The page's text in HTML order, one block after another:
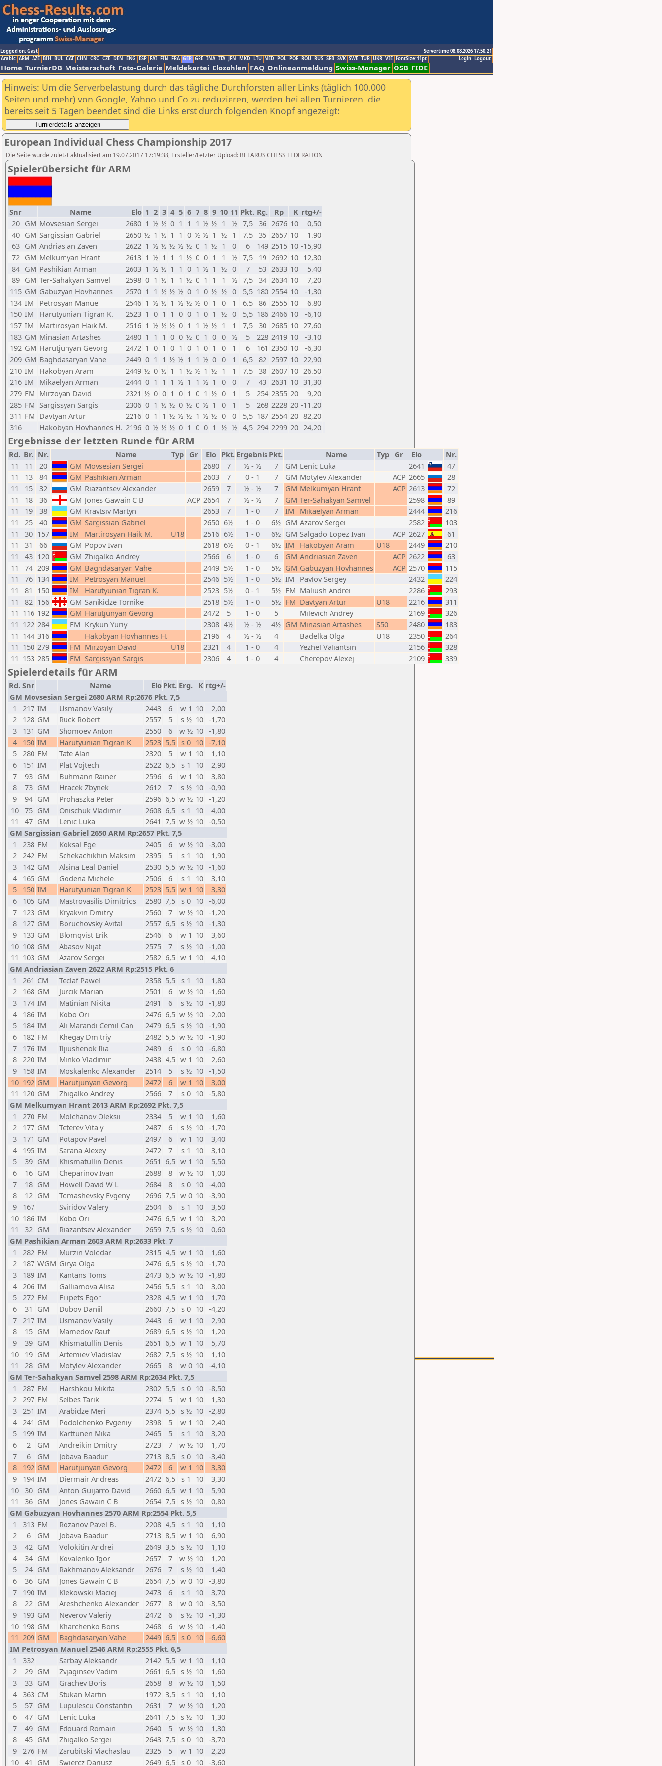
Logged on: Gast
Servertime 08.08.2026 17:50:21
Logout
Login
Arabic ARM AZE BIH BUL CAT CHN CRO CZE DEN ENG ESP FAI FIN FRA GER GRE INA ITA JPN MKD LTU NED POL POR ROU RUS SRB SVK SWE TUR UKR VIE FontSize:11pt
Home TurnierDB Meisterschaft Foto-Galerie Meldekartei Elozahlen FAQ Onlineanmeldung Swiss-Manager ÖSB FIDE
Hinweis: Um die Serverbelastung durch das tägliche Durchforsten aller Links (täglich 100.000
Seiten und mehr) von Google, Yahoo und Co zu reduzieren, werden bei allen Turnieren, die
bereits seit 5 Tagen beendet sind die Links erst durch folgenden Knopf angezeigt:
European Individual Chess Championship 2017
Die Seite wurde zuletzt aktualisiert am 19.07.2017 17:19:38, Ersteller/Letzter Upload: BELARUS CHESS FEDERATION
Spielerübersicht für ARM
Snr Name Elo 1 2 3 4 5 6 7 8 9 10 11 Pkt. Rg. Rp K rtg+/-
20 GM Movsesian Sergei 2680 1 ½ ½ 0 1 1 1 ½ ½ 1 ½ 7,5 36 2676 10
0,50
40 GM Sargissian Gabriel 2650 ½ 1 ½ 1 1 0 ½ ½ 1 ½ 1 7,5 35 2657 10
1,90
63 GM Andriasian Zaven 2622 1 ½ ½ ½ ½ ½ 0 1 ½ 1 0 6 149 2515 10 -15,90
72 GM Melkumyan Hrant 2613 1 ½ 1 1 1 ½ 0 0 1 1 ½ 7,5 19 2692 10 12,30
84 GM Pashikian Arman 2603 1 ½ ½ 1 1 0 1 ½ 1 ½ 0 7 53 2633 10
5,40
89 GM Ter-Sahakyan Samvel 2598 0 1 ½ 1 1 ½ 0 1 1 1 ½ 7,5 34 2634 10
7,20
115 GM Gabuzyan Hovhannes 2570 1 1 ½ ½ ½ 0 1 0 ½ ½ 0 5,5 180 2554 10
-1,30
134 IM Petrosyan Manuel 2546 1 ½ ½ 1 ½ ½ ½ 0 1 0 1 6,5 86 2555 10
6,80
150 IM Harutyunian Tigran K. 2523 1 0 1 1 0 0 1 0 1 ½ 0 5,5 186 2466 10
-6,10
157 IM Martirosyan Haik M. 2516 1 ½ ½ ½ 0 1 1 ½ ½ 1 1 7,5 30 2685 10 27,60
183 GM Minasian Artashes 2480 1 1 1 0 0 ½ 0 1 0 0 ½ 5 228 2419 10
-3,10
192 GM Harutjunyan Gevorg 2472 1 0 1 0 1 0 1 0 1 0 1 6 161 2350 10
-6,30
209 GM Baghdasaryan Vahe 2449 0 1 1 ½ ½ 1 1 ½ 0 0 1 6,5 82 2597 10 22,90
210 IM Hakobyan Aram 2449 ½ 0 ½ 1 1 ½ ½ 1 ½ 1 1 7,5 38 2607 10 26,50
216 IM Mikaelyan Arman 2444 0 1 1 1 ½ 1 1 ½ 1 0 0 7 43 2631 10 31,30
279 FM Mirzoyan David 2321 ½ 0 0 1 0 1 0 1 ½ 0 1 5 254 2355 20
9,20
285 FM Sargissyan Sargis 2306 0 1 ½ ½ 0 ½ 0 ½ 1 0 1 5 268 2228 20 -11,20
311 FM Davtyan Artur 2216 0 1 1 ½ ½ ½ 1 ½ ½ 0 0 5,5 187 2554 20 82,20
316
Hakobyan Hovhannes H. 2196 0 ½ ½ ½ 0 1 0 0 1 ½ ½ 4,5 294 2299 20 24,20
Ergebnisse der letzten Runde für ARM
Rd. Br. Nr. Name Typ Gr Elo Pkt. Ergebnis Pkt. Name Typ Gr Elo
Nr.
11
11 20 GM Movsesian Sergei 2680 7 ½ - ½ 7 GM Lenic Luka 2641
47
11
13 84 GM Pashikian Arman 2603 7 0 - 1 7 GM Motylev Alexander ACP 2665
28
11
15 32 GM Riazantsev Alexander 2659 7 ½ - ½ 7 GM Melkumyan Hrant ACP 2613
72
11
18 36 GM Jones Gawain C B ACP 2654 7 ½ - ½ 7 GM Ter-Sahakyan Samvel 2598
89
11
19 38 GM Kravtsiv Martyn 2653 7 1 - 0 7 IM Mikaelyan Arman 2444
216
11
25 40 GM Sargissian Gabriel 2650 6½ 1 - 0 6½ GM Azarov Sergei 2582
103
11
30 157 IM Martirosyan Haik M. U18 2516 6½ 1 - 0 6½ GM Salgado Lopez Ivan ACP 2627
61
11
31 66 GM Popov Ivan 2618 6½ 0 - 1 6½ IM Hakobyan Aram U18 2449
210
11
43 120 GM Zhigalko Andrey 2566 6 1 - 0 6 GM Andriasian Zaven ACP 2622
63
11
74 209 GM Baghdasaryan Vahe 2449 5½ 1 - 0 5½ GM Gabuzyan Hovhannes ACP 2570
115
11
76 134 IM Petrosyan Manuel 2546 5½ 1 - 0 5½ IM Pavlov Sergey 2432
224
11
81 150 IM Harutyunian Tigran K. 2523 5½ 0 - 1 5½ FM Maliush Andrei 2286
293
11
82 156 GM Sanikidze Tornike 2518 5½ 1 - 0 5½ FM Davtyan Artur U18 2216
311
11 116 192 GM Harutjunyan Gevorg 2472 5 1 - 0 5 Milevich Andrey 2169
326
11 122 284 FM Krykun Yuriy 2308 4½ ½ - ½ 4½ GM Minasian Artashes S50 2480
183
11 144 316 Hakobyan Hovhannes H. 2196 4 ½ - ½ 4 Badelka Olga U18 2350
264
11 150 279 FM Mirzoyan David U18 2321 4 1 - 0 4 Yezhel Valiantsin 2156
328
11 153 285 FM Sargissyan Sargis 2306 4 1 - 0 4 Cherepov Alexej 2109 339
Spielerdetails für ARM
Rd. Snr Name Elo Pkt. Erg. K rtg+/-
GM Movsesian Sergei 2680 ARM Rp:2676 Pkt. 7,5
1
217 IM Usmanov Vasily 2443 6 w 1 10
2,00
2
128 GM Ruck Robert 2557 5 s ½ 10 -1,70
3
131 GM Shomoev Anton 2550 6 w ½ 10 -1,80
4
150 IM Harutyunian Tigran K. 2523 5,5 s 0 10 -7,10
5 280 FM Tate Alan 2320 5 w 1 10
1,10
6
151 IM Plat Vojtech 2522 6,5 s 1 10
2,90
7
93 GM Buhmann Rainer 2596 6 w 1 10
3,80
8
73 GM Hracek Zbynek 2612 7 s ½ 10 -0,90
9
94 GM Prohaszka Peter 2596 6,5 w ½ 10 -1,20
10 75 GM Onischuk Vladimir 2608 6,5 s 1 10
4,00
11
47 GM Lenic Luka 2641 7,5 w ½ 10 -0,50
GM Sargissian Gabriel 2650 ARM Rp:2657 Pkt. 7,5
1
238 FM Koksal Ege 2405 6 w ½ 10 -3,00
2 242 FM Schekachikhin Maksim 2395 5 s 1 10
1,90
3
142 GM Alsina Leal Daniel 2530 5,5 w ½ 10 -1,60
4
165 GM Godena Michele 2506 6 s 1 10
3,10
5
150 IM Harutyunian Tigran K. 2523 5,5 w 1 10
3,30
6
105 GM Mastrovasilis Dimitrios 2580 7,5 s 0 10 -6,00
7
123 GM Kryakvin Dmitry 2560 7 w ½ 10 -1,20
8
127 GM Boruchovsky Avital 2557 6,5 s ½ 10 -1,30
9
133 GM Blomqvist Erik 2546 6 w 1 10
3,60
10 108 GM Abasov Nijat 2575 7 s ½ 10 -1,00
11 103 GM Azarov Sergei 2582 6,5 w 1 10
4,10
GM Andriasian Zaven 2622 ARM Rp:2515 Pkt. 6
1
261 CM Teclaf Pawel 2358 5,5 s 1 10
1,80
2
168 GM Jurcik Marian 2501 6 w ½ 10 -1,60
3
174 IM Matinian Nikita 2491 6 s ½ 10 -1,80
4
186 IM Kobo Ori 2476 6,5 w ½ 10 -2,00
5
184 IM Ali Marandi Cemil Can 2479 6,5 s ½ 10 -1,90
6
182 FM Khegay Dmitriy 2482 5,5 w ½ 10 -1,90
7
176 IM Iljiushenok Ilia 2489 6 s 0 10 -6,80
8 220 IM Minko Vladimir 2438 4,5 w 1 10
2,60
9
158 IM Moskalenko Alexander 2514 5 s ½ 10 -1,50
10 192 GM Harutjunyan Gevorg 2472 6 w 1 10
3,00
11 120 GM Zhigalko Andrey 2566 7 s 0 10 -5,80
GM Melkumyan Hrant 2613 ARM Rp:2692 Pkt. 7,5
1
270 FM Molchanov Oleksii 2334 5 w 1 10
1,60
2
177 GM Teterev Vitaly 2487 6 s ½ 10 -1,70
3
171 GM Potapov Pavel 2497 6 w 1 10
3,40
4
195 IM Sarana Alexey 2472 7 s 1 10
3,10
5
39 GM Khismatullin Denis 2651 6,5 w 1 10
5,50
6
16 GM Cheparinov Ivan 2688 8 w ½ 10
1,00
7
18 GM Howell David W L 2684 8 s 0 10 -4,00
8
12 GM Tomashevsky Evgeny 2696 7,5 w 0 10 -3,90
9
167 Sviridov Valery 2504 6 s 1 10
3,50
10 186 IM Kobo Ori 2476 6,5 w 1 10
3,20
11
32 GM Riazantsev Alexander 2659 7,5 s ½ 10
0,60
GM Pashikian Arman 2603 ARM Rp:2633 Pkt. 7
1
282 FM Murzin Volodar 2315 4,5 w 1 10
1,60
2
187 WGM Girya Olga 2476 6,5 s ½ 10 -1,70
3
189 IM Kantans Toms 2473 6,5 w ½ 10 -1,80
4 206 IM Galliamova Alisa 2456 5,5 s 1 10
3,00
5 272 FM Filipets Egor 2328 4,5 w 1 10
1,70
6
31 GM Dubov Daniil 2660 7,5 s 0 10 -4,20
7 217 IM Usmanov Vasily 2443 6 w 1 10
2,90
8
15 GM Mamedov Rauf 2689 6,5 s ½ 10
1,20
9
39 GM Khismatullin Denis 2651 6,5 w 1 10
5,70
10
19 GM Artemiev Vladislav 2682 7,5 s ½ 10
1,10
11
28 GM Motylev Alexander 2665 8 w 0 10 -4,10
GM Ter-Sahakyan Samvel 2598 ARM Rp:2634 Pkt. 7,5
1
287 FM Harshkou Mikita 2302 5,5 s 0 10 -8,50
2 297 FM Selbes Tarik 2274 5 w 1 10
1,30
3 251 IM Arabidze Meri 2374 5,5 s ½ 10 -2,80
4 241 GM Podolchenko Evgeniy 2398 5 w 1 10
2,40
5
199 IM Karttunen Mika 2465 5 s 1 10
3,20
6
2 GM Andreikin Dmitry 2723 7 w ½ 10
1,70
7
6 GM Jobava Baadur 2713 8,5 s 0 10 -3,40
8
192 GM Harutjunyan Gevorg 2472 6 w 1 10
3,30
9
194 IM Diermair Andreas 2472 6,5 s 1 10
3,30
10 30 GM Anton Guijarro David 2660 6,5 w 1 10
5,90
11
36 GM Jones Gawain C B 2654 7,5 s ½ 10
0,80
GM Gabuzyan Hovhannes 2570 ARM Rp:2554 Pkt. 5,5
1
313 FM Rozanov Pavel B. 2208 4,5 s 1 10
1,10
2
6 GM Jobava Baadur 2713 8,5 w 1 10
6,90
3
42 GM Volokitin Andrei 2649 3,5 s ½ 10
1,10
4
34 GM Kovalenko Igor 2657 7 w ½ 10
1,20
5
24 GM Rakhmanov Aleksandr 2676 7 s ½ 10
1,40
6
36 GM Jones Gawain C B 2654 7,5 w 0 10 -3,80
7
190 IM Klekowski Maciej 2473 6 s 1 10
3,70
8
22 GM Areshchenko Alexander 2677 8 w 0 10 -3,50
9
193 GM Neverov Valeriy 2472 6 s ½ 10 -1,30
10 198 GM Kharchenko Boris 2468 6 w ½ 10 -1,40
11 209 GM Baghdasaryan Vahe 2449 6,5 s 0 10 -6,60
IM Petrosyan Manuel 2546 ARM Rp:2555 Pkt. 6,5
1
332 Sarbay Aleksandr 2142 5,5 w 1 10
1,10
2
29 GM Zvjaginsev Vadim 2661 6,5 s ½ 10
1,60
3
33 GM Grachev Boris 2658 8 w ½ 10
1,50
4 363 CM Stukan Martin 1972 3,5 s 1 10
1,10
5
57 GM Lupulescu Constantin 2631 7 w ½ 10
1,20
6
47 GM Lenic Luka 2641 7,5 s ½ 10
1,30
7
49 GM Edouard Romain 2640 5 w ½ 10
1,30
8
45 GM Zhigalko Sergei 2643 7,5 s 0 10 -3,70
9 276 FM Zarubitski Viachaslau 2325 5 w 1 10
2,20
10 41 GM Swiercz Dariusz 2649 6,5 s 0 10 -3,60